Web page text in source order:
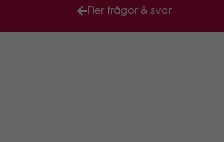
Fler frågor & svar